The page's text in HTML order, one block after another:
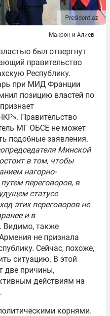
President.az
Макрон и Алиев
был отвергнут
правительство
Республику.
при МИД Франции
позицию властей по
Правительство
МГ ОБСЕ не может
подобные заявления.
Минской
в том, чтобы
нагорно-
переговоров, в
статусе
этих переговоров не
и в
. Видимо, также
не признала
Сейчас, похоже,
ситуацию. В этой
две причины,
действиям на
корнями.